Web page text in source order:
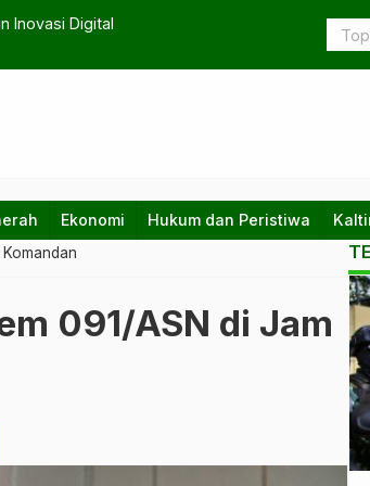
Inovasi Digital Borneo
Ekonomi Hukum dan Peristiwa
091/ASN di Jam